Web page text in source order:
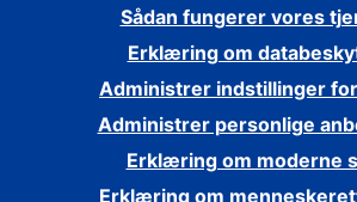
Sådan fungerer vores
Erklæring om
Administrer indstillinger
Administrer personlige
Erklæring om moderne
Erklæring om